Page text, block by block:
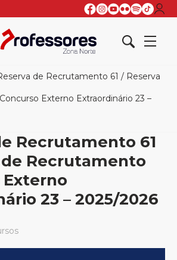
de Recrutamento 61 / Reserva
Externo Extraordinário 23 –
Recrutamento 61
Recrutamento
23 – 2025/2026